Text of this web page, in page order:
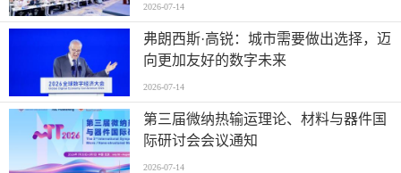
2026-07-14
弗朗西斯·高锐：城市需要做出选择，迈
向更加友好的数字未来
2026-07-14
第三届微纳热输运理论、材料与器件国
际研讨会会议通知
2026-07-14